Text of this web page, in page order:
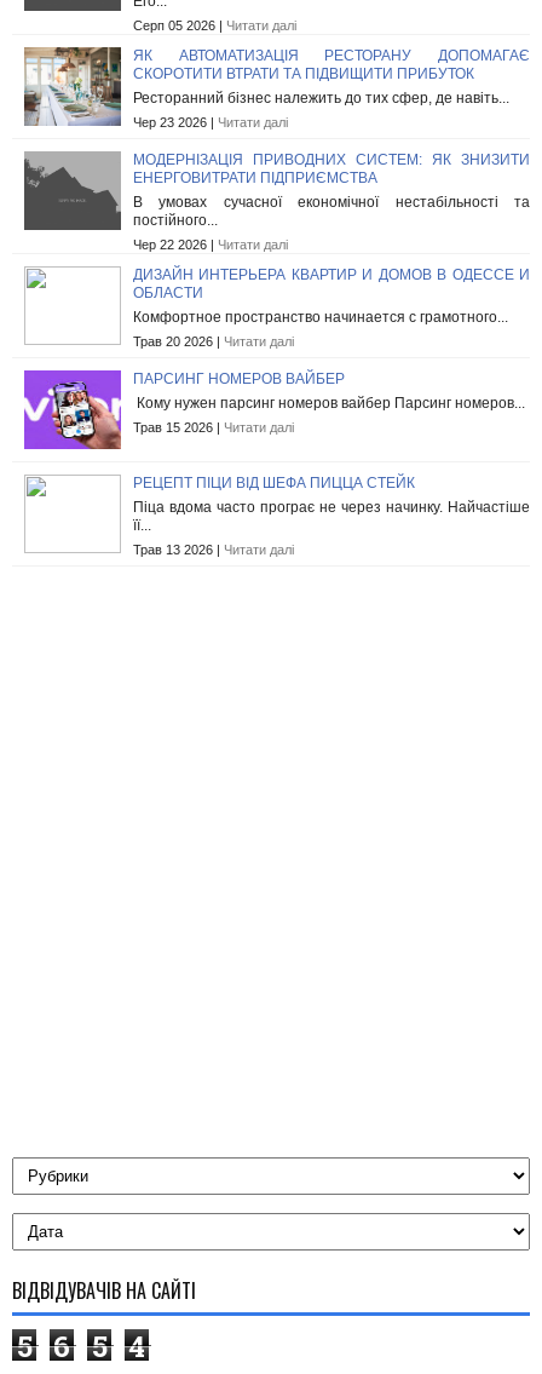
Серп 05 2026 | Читати далі
ЯК АВТОМАТИЗАЦІЯ РЕСТОРАНУ ДОПОМАГАЄ
СКОРОТИТИ ВТРАТИ ТА ПІДВИЩИТИ ПРИБУТОК
Ресторанний бізнес належить до тих сфер, де навіть...
Чер 23 2026 | Читати далі
МОДЕРНІЗАЦІЯ ПРИВОДНИХ СИСТЕМ: ЯК ЗНИЗИТИ
ЕНЕРГОВИТРАТИ ПІДПРИЄМСТВА
В умовах сучасної економічної нестабільності та
постійного...
Чер 22 2026 | Читати далі
ДИЗАЙН ИНТЕРЬЕРА КВАРТИР И ДОМОВ В ОДЕССЕ И
ОБЛАСТИ
Комфортное пространство начинается с грамотного...
Трав 20 2026 | Читати далі
ПАРСИНГ НОМЕРОВ ВАЙБЕР
Кому нужен парсинг номеров вайбер Парсинг номеров...
Трав 15 2026 | Читати далі
РЕЦЕПТ ПІЦИ ВІД ШЕФА ПИЦЦА СТЕЙК
Піца вдома часто програє не через начинку. Найчастіше
її...
Трав 13 2026 | Читати далі
ВІДВІДУВАЧІВ НА САЙТІ
5 6 5 4